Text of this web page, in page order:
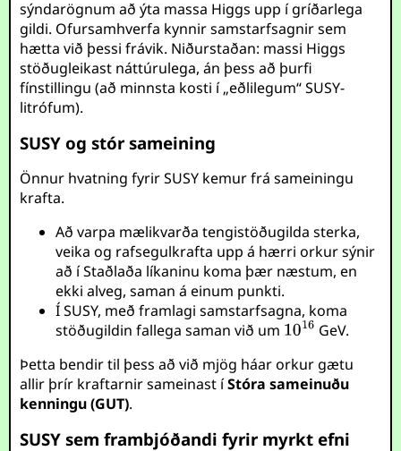
sýndarögnum að ýta massa Higgs upp í gríðarlega
gildi. Ofursamhverfa kynnir samstarfsagnir sem
hætta við þessi frávik. Niðurstaðan: massi Higgs
stöðugleikast náttúrulega, án þess að þurfi
fínstillingu (að minnsta kosti í „eðlilegum“ SUSY-
litrófum).
SUSY og stór sameining
Önnur hvatning fyrir SUSY kemur frá sameiningu
krafta.
Að varpa mælikvarða tengistöðugilda sterka,
veika og rafsegulkrafta upp á hærri orkur sýnir
að í Staðlaða líkaninu koma þær næstum, en
ekki alveg, saman á einum punkti.
Í SUSY, með framlagi samstarfsagna, koma
stöðugildin fallega saman við um
GeV.
Þetta bendir til þess að við mjög háar orkur gætu
allir þrír kraftarnir sameinast íStóra sameinuðu
kenningu (GUT).
SUSY sem frambjóðandi fyrir myrkt efni